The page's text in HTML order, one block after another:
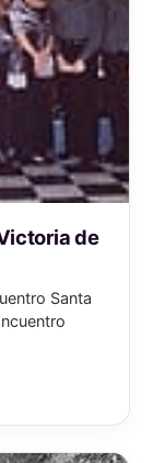
de
Santa